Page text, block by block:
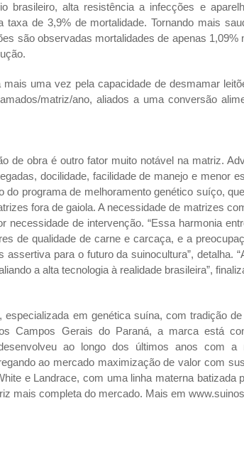
brasileiro, alta resistência a infecções e
de 3,9% de mortalidade. Tornando mais
são observadas mortalidades de apenas 1,09%
uma vez pela capacidade de desmamar
matriz/ano, aliados a uma conversão
de obra é outro fator muito notável na matriz.
docilidade, facilidade de manejo e menor
programa de melhoramento genético suíço,
fora de gaiola. A necessidade de matrizes
de intervenção. “Essa harmonia
de qualidade de carne e carcaça, e a
para o futuro da suinocultura”, detalha.
a alta tecnologia à realidade brasileira”,
especializada em genética suína, com tradição
Campos Gerais do Paraná, a marca está
ao longo dos últimos anos com a
ao mercado maximização de valor com
e Landrace, com uma linha materna batizada
mais completa do mercado. Mais em